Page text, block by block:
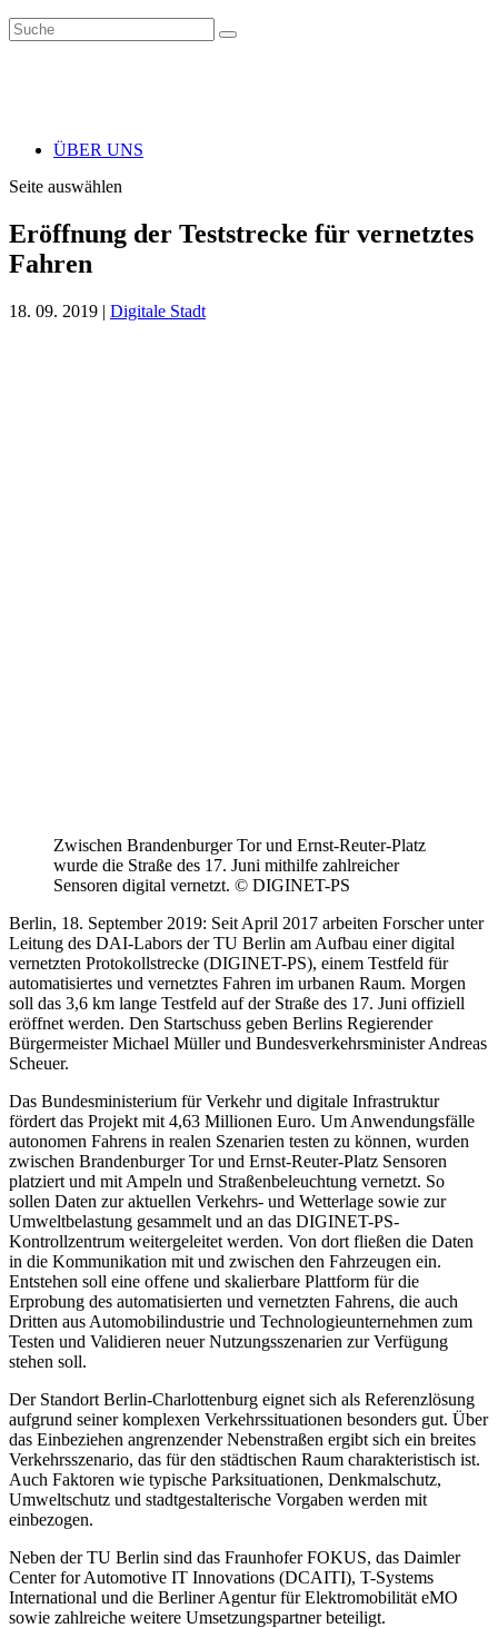
ÜBER UNS
Seite auswählen
Eröffnung der Teststrecke für vernetztes
Fahren
18. 09. 2019 | Digitale Stadt
Zwischen Brandenburger Tor und Ernst-Reuter-Platz
wurde die Straße des 17. Juni mithilfe zahlreicher
Sensoren digital vernetzt. © DIGINET-PS
Berlin, 18. September 2019: Seit April 2017 arbeiten Forscher unter
Leitung des DAI-Labors der TU Berlin am Aufbau einer digital
vernetzten Protokollstrecke (DIGINET-PS), einem Testfeld für
automatisiertes und vernetztes Fahren im urbanen Raum. Morgen
soll das 3,6 km lange Testfeld auf der Straße des 17. Juni offiziell
eröffnet werden. Den Startschuss geben Berlins Regierender
Bürgermeister Michael Müller und Bundesverkehrsminister Andreas
Scheuer.
Das Bundesministerium für Verkehr und digitale Infrastruktur
fördert das Projekt mit 4,63 Millionen Euro. Um Anwendungsfälle
autonomen Fahrens in realen Szenarien testen zu können, wurden
zwischen Brandenburger Tor und Ernst-Reuter-Platz Sensoren
platziert und mit Ampeln und Straßenbeleuchtung vernetzt. So
sollen Daten zur aktuellen Verkehrs- und Wetterlage sowie zur
Umweltbelastung gesammelt und an das DIGINET-PS-
Kontrollzentrum weitergeleitet werden. Von dort fließen die Daten
in die Kommunikation mit und zwischen den Fahrzeugen ein.
Entstehen soll eine offene und skalierbare Plattform für die
Erprobung des automatisierten und vernetzten Fahrens, die auch
Dritten aus Automobilindustrie und Technologieunternehmen zum
Testen und Validieren neuer Nutzungsszenarien zur Verfügung
stehen soll.
Der Standort Berlin-Charlottenburg eignet sich als Referenzlösung
aufgrund seiner komplexen Verkehrssituationen besonders gut. Über
das Einbeziehen angrenzender Nebenstraßen ergibt sich ein breites
Verkehrsszenario, das für den städtischen Raum charakteristisch ist.
Auch Faktoren wie typische Parksituationen, Denkmalschutz,
Umweltschutz und stadtgestalterische Vorgaben werden mit
einbezogen.
Neben der TU Berlin sind das Fraunhofer FOKUS, das Daimler
Center for Automotive IT Innovations (DCAITI), T-Systems
International und die Berliner Agentur für Elektromobilität eMO
sowie zahlreiche weitere Umsetzungspartner beteiligt.